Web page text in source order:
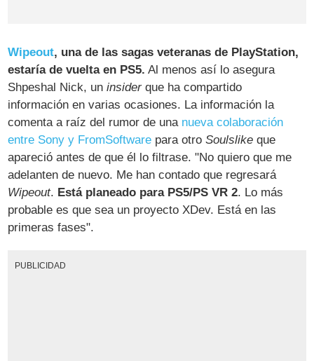
Wipeout, una de las sagas veteranas de PlayStation,
estaría de vuelta en PS5. Al menos así lo asegura
Shpeshal Nick, uninsiderque ha compartido
información en varias ocasiones. La información la
comenta a raíz del rumor de una nueva colaboración
entre Sony y FromSoftware para otroSoulslike que
apareció antes de que él lo filtrase. "No quiero que me
adelanten de nuevo. Me han contado que regresará
Wipeout. Está planeado para PS5/PS VR 2. Lo más
probable es que sea un proyecto XDev. Está en las
primeras fases".
PUBLICIDAD